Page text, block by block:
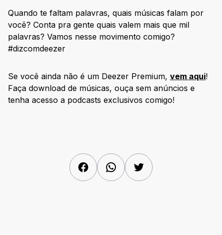
Quando te faltam palavras, quais músicas falam por
você? Conta pra gente quais valem mais que mil
palavras? Vamos nesse movimento comigo?
#dizcomdeezer
Se você ainda não é um Deezer Premium, vem aqui!
Faça download de músicas, ouça sem anúncios e
tenha acesso a podcasts exclusivos comigo!
FacebookWhatsAppTwitter